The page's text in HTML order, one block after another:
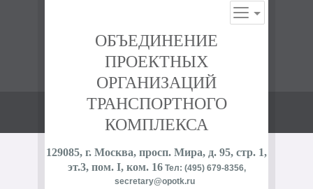
ОБЪЕДИНЕНИЕ
ПРОЕКТНЫХ
ОРГАНИЗАЦИЙ
ТРАНСПОРТНОГО
КОМПЛЕКСА
129085, г. Москва, просп. Мира, д. 95, стр. 1,
эт.3, пом. I, ком. 16Тел: (495) 679-8356,
secretary@opotk.ru